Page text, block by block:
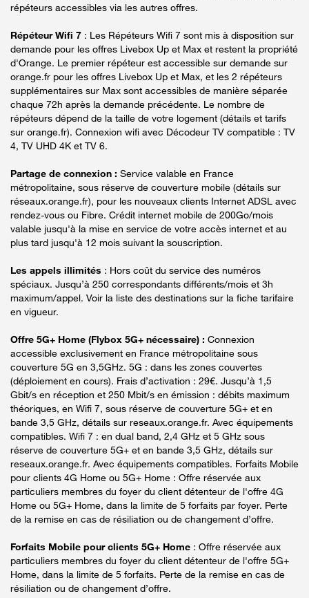
répéteurs accessibles via les autres offres.
Répéteur Wifi 7 : Les Répéteurs Wifi 7 sont mis à disposition sur
demande pour les offres Livebox Up et Max et restent la propriété
d'Orange. Le premier répéteur est accessible sur demande sur
orange.fr pour les offres Livebox Up et Max, et les 2 répéteurs
supplémentaires sur Max sont accessibles de manière séparée
chaque 72h après la demande précédente. Le nombre de
répéteurs dépend de la taille de votre logement (détails et tarifs
sur orange.fr). Connexion wifi avec Décodeur TV compatible : TV
4, TV UHD 4K et TV 6.
Partage de connexion : Service valable en France
métropolitaine, sous réserve de couverture mobile (détails sur
réseaux.orange.fr), pour les nouveaux clients Internet ADSL avec
rendez-vous ou Fibre. Crédit internet mobile de 200Go/mois
valable jusqu'à la mise en service de votre accès internet et au
plus tard jusqu'à 12 mois suivant la souscription.
Les appels illimités : Hors coût du service des numéros
spéciaux. Jusqu’à 250 correspondants différents/mois et 3h
maximum/appel. Voir la liste des destinations sur la fiche tarifaire
en vigueur.
Offre 5G+ Home (Flybox 5G+ nécessaire) : Connexion
accessible exclusivement en France métropolitaine sous
couverture 5G en 3,5GHz. 5G : dans les zones couvertes
(déploiement en cours). Frais d’activation : 29€. Jusqu’à 1,5
Gbit/s en réception et 250 Mbit/s en émission : débits maximum
théoriques, en Wifi 7, sous réserve de couverture 5G+ et en
bande 3,5 GHz, détails sur reseaux.orange.fr. Avec équipements
compatibles. Wifi 7 : en dual band, 2,4 GHz et 5 GHz sous
réserve de couverture 5G+ et en bande 3,5 GHz, détails sur
reseaux.orange.fr. Avec équipements compatibles. Forfaits Mobile
pour clients 4G Home ou 5G+ Home : Offre réservée aux
particuliers membres du foyer du client détenteur de l'offre 4G
Home ou 5G+ Home, dans la limite de 5 forfaits par foyer. Perte
de la remise en cas de résiliation ou de changement d’offre.
Forfaits Mobile pour clients 5G+ Home : Offre réservée aux
particuliers membres du foyer du client détenteur de l'offre 5G+
Home, dans la limite de 5 forfaits. Perte de la remise en cas de
résiliation ou de changement d’offre.